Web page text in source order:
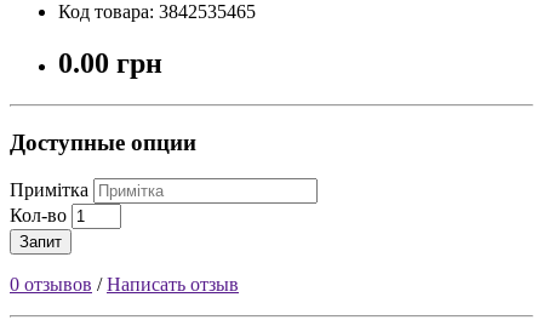
Код товара: 3842535465
0.00 грн
Доступные опции
Примітка
Кол-во
Запит
0 отзывов /Написать отзыв